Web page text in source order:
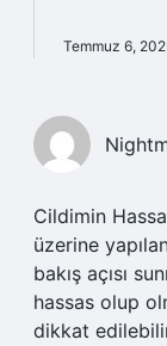
Temmuz 6,
Cildimin
üzerine
bakış açısı
hassas olup
dikkat